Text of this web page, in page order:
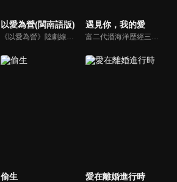
以愛為營(閩南語版) 遇見你，我的愛
偷生 愛在離婚進行時